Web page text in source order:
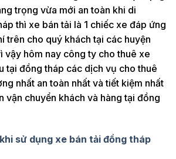
trọng vừa mới an toàn khi di
thì xe bán tải là 1 chiếc xe đáp ứng
trên cho quý khách tại các huyện
vậy hôm nay công ty cho thuê xe
tại đồng tháp các dịch vụ cho thuê
nhất an toàn nhất và tiết kiệm nhất
vận chuyển khách và hàng tại đồng
sử dụng xe bán tải đồng tháp